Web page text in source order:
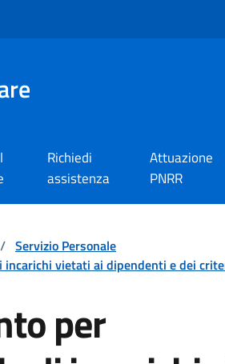
Richiedi
assistenza
Attuazione
PNRR
/ Servizio Personale
incarichi vietati ai dipendenti e dei
per